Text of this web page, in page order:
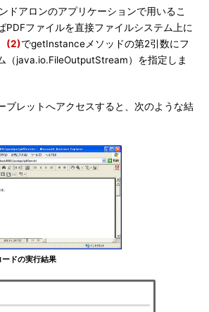
ドアロンのアプリケーションで用いるこ
PDFファイルを直接ファイルシステム上に
(2)でgetInstanceメソッドの第2引数にフ
（java.io.FileOutputStream）を指定しま
レットへアクセスすると、次のような結
ドの実行結果